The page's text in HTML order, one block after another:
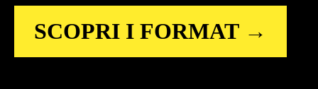
SCOPRI I FORMAT →